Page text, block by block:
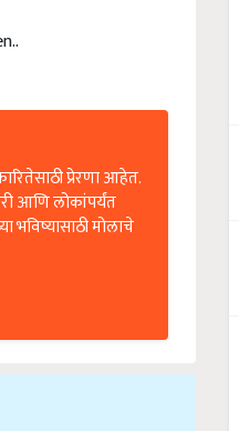
प्रेरणा आहेत.
आणि लोकांपर्यंत
मोलाचे